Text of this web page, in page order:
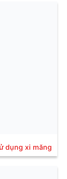
dụng xi măng